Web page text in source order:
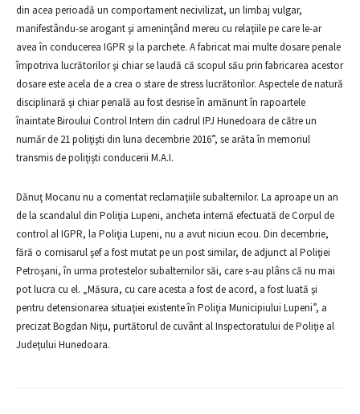
din acea perioadă un comportament necivilizat, un limbaj vulgar,
manifestându-se arogant şi ameninţând mereu cu relaţiile pe care le-ar
avea în conducerea IGPR şi la parchete. A fabricat mai multe dosare penale
împotriva lucrătorilor şi chiar se laudă că scopul său prin fabricarea acestor
dosare este acela de a crea o stare de stress lucrătorilor. Aspectele de natură
disciplinară şi chiar penală au fost desrise în amănunt în rapoartele
înaintate Biroului Control Intern din cadrul IPJ Hunedoara de către un
număr de 21 poliţişti din luna decembrie 2016”, se arăta în memoriul
transmis de poliţişti conducerii M.A.I.
Dănuţ Mocanu nu a comentat reclamaţiile subalternilor. La aproape un an
de la scandalul din Poliţia Lupeni, ancheta internă efectuată de Corpul de
control al IGPR, la Poliţia Lupeni, nu a avut niciun ecou. Din decembrie,
fără o comisarul şef a fost mutat pe un post similar, de adjunct al Poliţiei
Petroşani, în urma protestelor subalternilor săi, care s-au plâns că nu mai
pot lucra cu el. „Măsura, cu care acesta a fost de acord, a fost luată şi
pentru detensionarea situaţiei existente în Poliţia Municipiului Lupeni”, a
precizat Bogdan Niţu, purtătorul de cuvânt al Inspectoratului de Poliţie al
Judeţului Hunedoara.